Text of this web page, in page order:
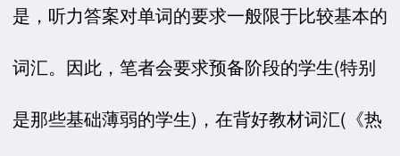
是，听力答案对单词的要求一般限于比较基本的
词汇。因此，笔者会要求预备阶段的学生(特别
是那些基础薄弱的学生)，在背好教材词汇(《热